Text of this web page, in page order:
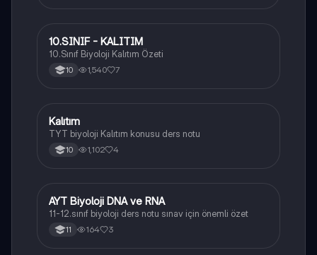
Biyoloji
10.SINIF - KALITIM
10.Sınıf Biyoloji Kalıtım Özeti
10 1,540 7
Biyoloji
Kalıtım
TYT biyoloji Kalıtım konusu ders notu
10 1,102 4
Biyoloji
AYT Biyoloji DNA ve RNA
11-12.sınıf biyoloji ders notu sınav için önemli özet
11 164 3